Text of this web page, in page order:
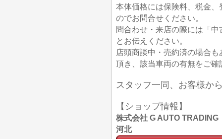
本体価格には保険料、税金
のでお問合せください。
問合わせ・来店の際には「
とお伝えください。
店頭商談中・売約済の場合
頂き、該当車両の有無をご確
スタッフ一同、お客様か
【ショップ情報】
株式会社 G AUTO
河北